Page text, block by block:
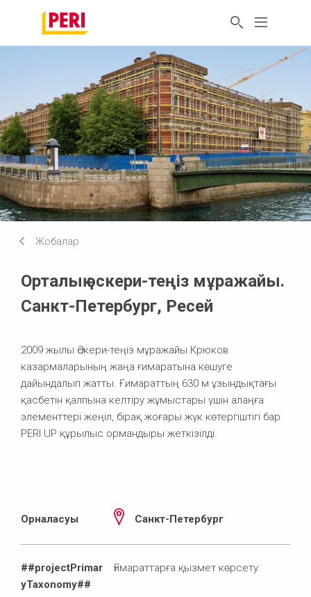
Жобалар
Орталық әскери-теңіз мұражайы.
Санкт-Петербург, Ресей
2009 жылы Әскери-теңіз мұражайы Крюков
казармаларының жаңа ғимаратына көшуге
дайындалып жатты. Ғимараттың 630 м ұзындықтағы
қасбетін қалпына келтіру жұмыстары үшін алаңға
элементтері жеңіл, бірақ жоғары жүк көтергіштігі бар
PERI UP құрылыс ормандыры жеткізілді.
Орналасуы Санкт-Петербург
##projectPrimar
yTaxonomy##
Ғимараттарға қызмет көрсету